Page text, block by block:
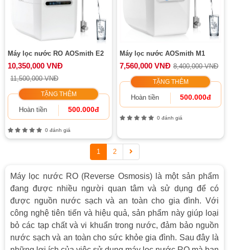
Máy lọc nước RO AOSmith E2
10,350,000 VNĐ
11,500,000 VNĐ
TẶNG THÊM
Hoàn tiền 500.000đ
0 đánh giá
Máy lọc nước AOSmith M1
7,560,000 VNĐ 8,400,000 VNĐ
TẶNG THÊM
Hoàn tiền 500.000đ
0 đánh giá
1 2
Máy lọc nước RO (Reverse Osmosis) là một sản phẩm
đang được nhiều người quan tâm và sử dụng để có
được nguồn nước sạch và an toàn cho gia đình. Với
công nghệ tiên tiến và hiệu quả, sản phẩm này giúp loại
bỏ các tạp chất và vi khuẩn trong nước, đảm bảo nguồn
nước sạch và an toàn cho sức khỏe gia đình. Sau đây là